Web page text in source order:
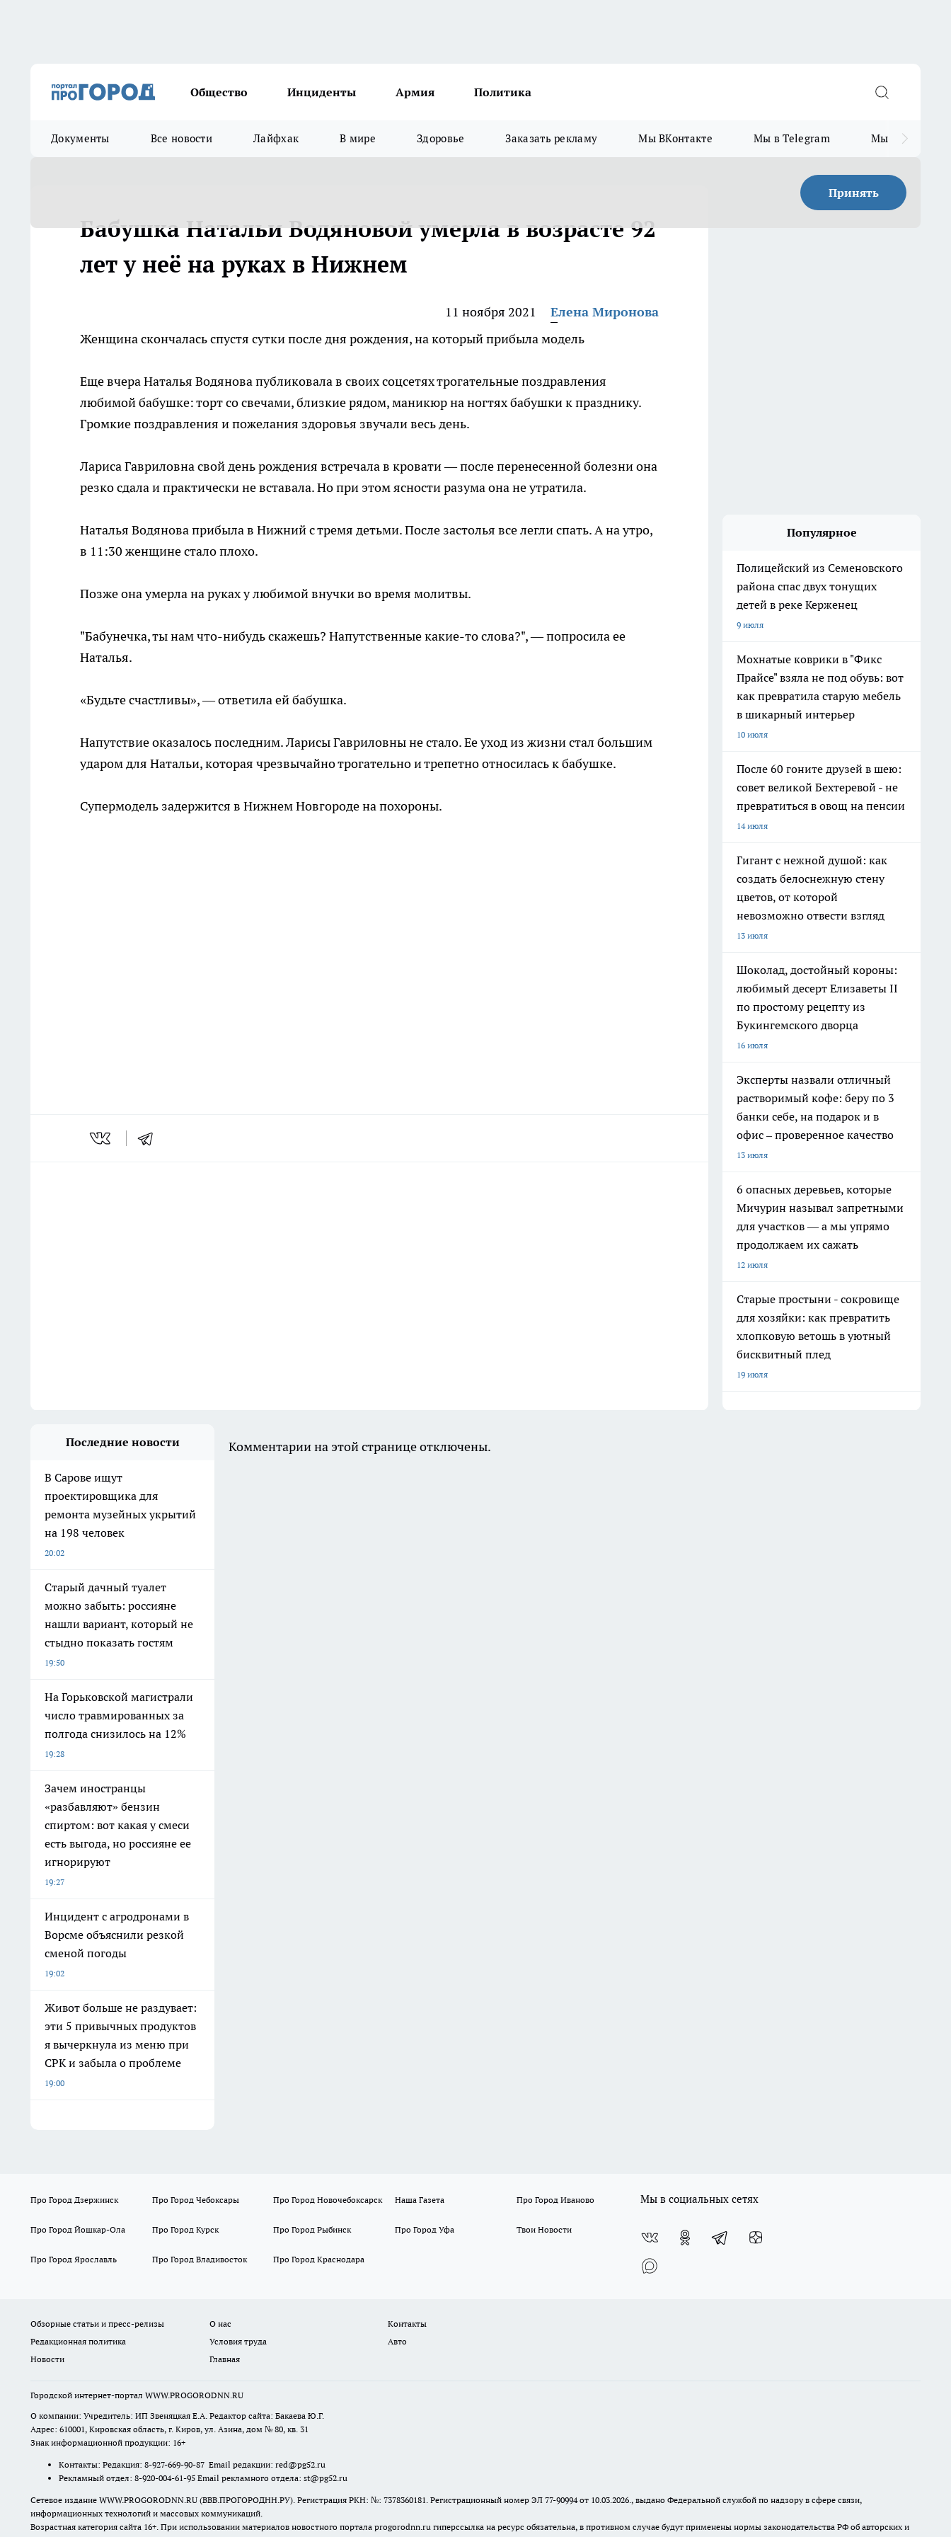
Общество Инциденты Армия Политика
Документы Все новости Лайфхак В мире Здоровье Заказать рекламу Мы ВКонтакте Мы в Telegram Мы в MAX
Принять
Бабушка Натальи Водяновой умерла в возрасте 92
лет у неё на руках в Нижнем
11 ноября 2021
Елена Миронова
Женщина скончалась спустя сутки после дня рождения, на который прибыла модель
Еще вчера Наталья Водянова публиковала в своих соцсетях трогательные поздравления
любимой бабушке: торт со свечами, близкие рядом, маникюр на ногтях бабушки к празднику.
Громкие поздравления и пожелания здоровья звучали весь день.
Лариса Гавриловна свой день рождения встречала в кровати — после перенесенной болезни она
резко сдала и практически не вставала. Но при этом ясности разума она не утратила.
Наталья Водянова прибыла в Нижний с тремя детьми. После застолья все легли спать. А на утро,
в 11:30 женщине стало плохо.
Позже она умерла на руках у любимой внучки во время молитвы.
"Бабунечка, ты нам что-нибудь скажешь? Напутственные какие-то слова?", — попросила ее
Наталья.
«Будьте счастливы», — ответила ей бабушка.
Напутствие оказалось последним. Ларисы Гавриловны не стало. Ее уход из жизни стал большим
ударом для Натальи, которая чрезвычайно трогательно и трепетно относилась к бабушке.
Супермодель задержится в Нижнем Новгороде на похороны.
Популярное
Полицейский из Семеновского
района спас двух тонущих
детей в реке Керженец
9 июля
Мохнатые коврики в "Фикс
Прайсе" взяла не под обувь: вот
как превратила старую мебель
в шикарный интерьер
10 июля
После 60 гоните друзей в шею:
совет великой Бехтеревой - не
превратиться в овощ на пенсии
14 июля
Гигант с нежной душой: как
создать белоснежную стену
цветов, от которой
невозможно отвести взгляд
13 июля
Шоколад, достойный короны:
любимый десерт Елизаветы II
по простому рецепту из
Букингемского дворца
16 июля
Эксперты назвали отличный
растворимый кофе: беру по 3
банки себе, на подарок и в
офис – проверенное качество
13 июля
6 опасных деревьев, которые
Мичурин называл запретными
для участков — а мы упрямо
продолжаем их сажать
12 июля
Старые простыни - сокровище
для хозяйки: как превратить
хлопковую ветошь в уютный
бисквитный плед
19 июля
Последние новости
В Сарове ищут
проектировщика для
ремонта музейных укрытий
на 198 человек
20:02
Старый дачный туалет
можно забыть: россияне
нашли вариант, который не
стыдно показать гостям
19:50
На Горьковской магистрали
число травмированных за
полгода снизилось на 12%
19:28
Зачем иностранцы
«разбавляют» бензин
спиртом: вот какая у смеси
есть выгода, но россияне ее
игнорируют
19:27
Инцидент с агродронами в
Ворсме объяснили резкой
сменой погоды
19:02
Живот больше не раздувает:
эти 5 привычных продуктов
я вычеркнула из меню при
СРК и забыла о проблеме
19:00
Комментарии на этой странице отключены.
Про Город Дзержинск Про Город Чебоксары Про Город Новочебоксарск Наша Газета Про Город Иваново
Про Город Йошкар-Ола Про Город Курск Про Город Рыбинск Про Город Уфа Твои Новости
Про Город Ярославль Про Город Владивосток Про Город Краснодара
Мы в социальных сетях
Обзорные статьи и пресс-релизы О нас
Контакты
Редакционная политика
Условия труда
Авто
Новости
Главная
Городской интернет-портал WWW.PROGORODNN.RU
О компании: Учредитель: ИП Звеняцкая Е.А. Редактор сайта: Бакаева Ю.Г.
Адрес: 610001, Кировская область, г. Киров, ул. Азина, дом № 80, кв. 31
Знак информационной продукции: 16+
Контакты: Редакция: 8-927-669-90-87 Email редакции: red@pg52.ru
Рекламный отдел: 8-920-004-61-95 Email рекламного отдела: st@pg52.ru
Сетевое издание WWW.PROGORODNN.RU (ВВВ.ПРОГОРОДНН.РУ). Регистрация РКН: №: 7378360181. Регистрационный номер ЭЛ 77-90994 от 10.03.2026., выдано Федеральной службой по надзору в сфере связи,
информационных технологий и массовых коммуникаций.
Возрастная категория сайта 16+. При использовании материалов новостного портала progorodnn.ru гиперссылка на ресурс обязательна, в противном случае будут применены нормы законодательства РФ об авторских и